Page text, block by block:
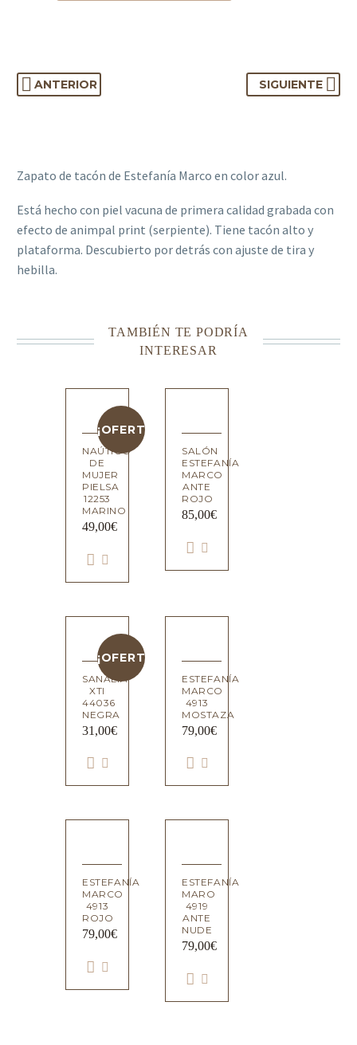
ANTERIOR SIGUIENTE
Zapato de tacón de Estefanía Marco en color azul.
Está hecho con piel vacuna de primera calidad grabada con
efecto de animpal print (serpiente). Tiene tacón alto y
plataforma. Descubierto por detrás con ajuste de tira y
hebilla.
TAMBIÉN TE PODRÍA
INTERESAR
¡OFERTA!
NAÚTICO
DE
MUJER
PIELSA
12253
MARINO
49,00€
SALÓN
ESTEFANÍA
MARCO
ANTE
ROJO
85,00€
¡OFERTA!
SANALIA
XTI
44036
NEGRA
31,00€
ESTEFANÍA
MARCO
4913
MOSTAZA
79,00€
ESTEFANÍA
MARCO
4913
ROJO
79,00€
ESTEFANÍA
MARO
4919
ANTE
NUDE
79,00€